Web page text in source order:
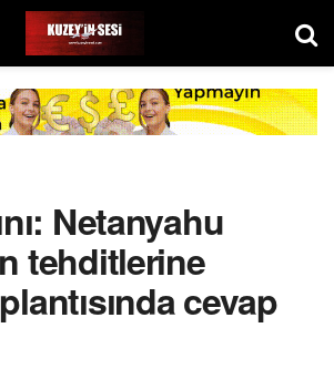
Netanyahu
tehditlerine
cevap